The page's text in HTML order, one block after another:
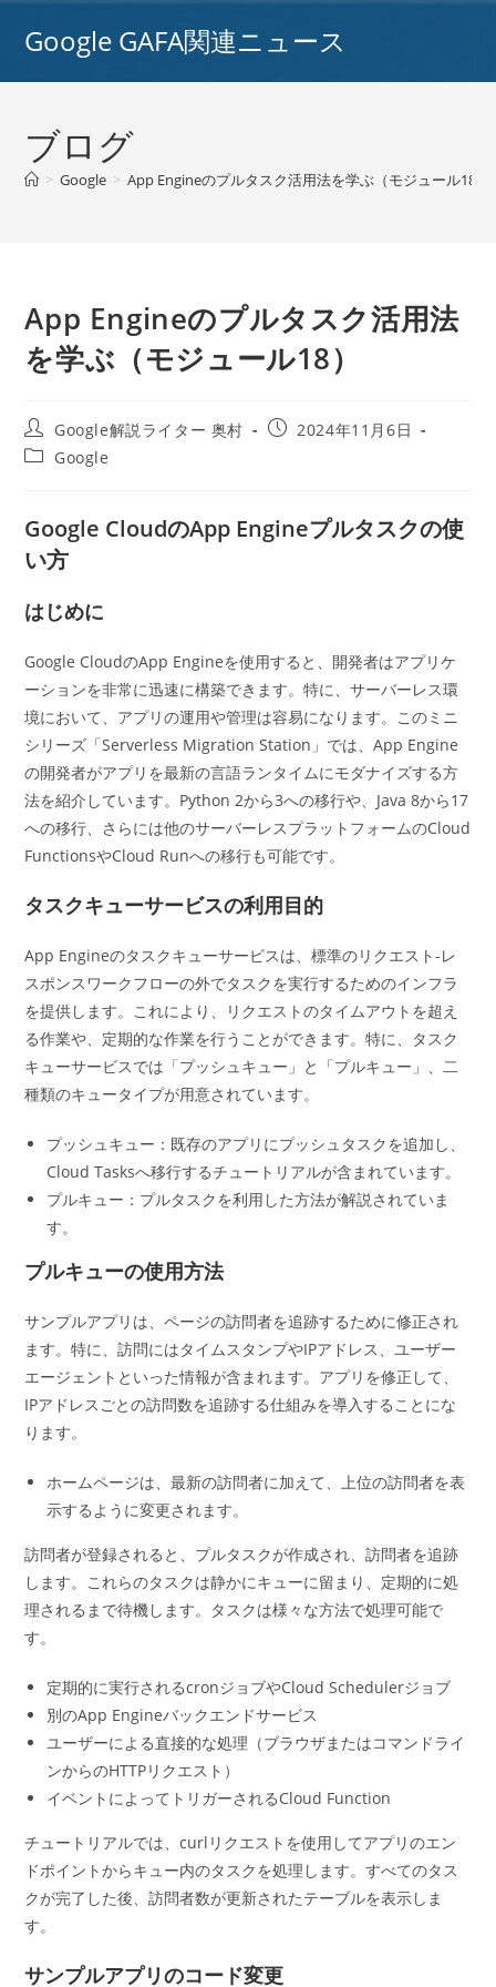
Google GAFA関連ニュース
ブログ
> Google > App Engineのプルタスク活用法を学ぶ（モジュール18）
App Engineのプルタスク活用法
を学ぶ（モジュール18）
投
稿
者:
Google解説ライター 奥村
投
2024年11月6日
投
テ
ゴ
リ
Google
Google CloudのApp Engineプルタスクの使
い方
はじめに
Google CloudのApp Engineを使用すると、開発者はアプリケ
ーションを非常に迅速に構築できます。特に、サーバーレス環
境において、アプリの運用や管理は容易になります。このミニ
シリーズ「Serverless Migration Station」では、App Engine
の開発者がアプリを最新の言語ランタイムにモダナイズする方
法を紹介しています。Python 2から3への移行や、Java 8から17
への移行、さらには他のサーバーレスプラットフォームのCloud
FunctionsやCloud Runへの移行も可能です。
タスクキューサービスの利用目的
App Engineのタスクキューサービスは、標準のリクエスト-レ
スポンスワークフローの外でタスクを実行するためのインフラ
を提供します。これにより、リクエストのタイムアウトを超え
る作業や、定期的な作業を行うことができます。特に、タスク
キューサービスでは「プッシュキュー」と「プルキュー」、二
種類のキュータイプが用意されています。
プッシュキュー：既存のアプリにプッシュタスクを追加し、
Cloud Tasksへ移行するチュートリアルが含まれています。
プルキュー：プルタスクを利用した方法が解説されていま
す。
プルキューの使用方法
サンプルアプリは、ページの訪問者を追跡するために修正され
ます。特に、訪問にはタイムスタンプやIPアドレス、ユーザー
エージェントといった情報が含まれます。アプリを修正して、
IPアドレスごとの訪問数を追跡する仕組みを導入することにな
ります。
ホームページは、最新の訪問者に加えて、上位の訪問者を表
示するように変更されます。
訪問者が登録されると、プルタスクが作成され、訪問者を追跡
します。これらのタスクは静かにキューに留まり、定期的に処
理されるまで待機します。タスクは様々な方法で処理可能で
す。
定期的に実行されるcronジョブやCloud Schedulerジョブ
別のApp Engineバックエンドサービス
ユーザーによる直接的な処理（ブラウザまたはコマンドライ
ンからのHTTPリクエスト）
イベントによってトリガーされるCloud Function
チュートリアルでは、curlリクエストを使用してアプリのエン
ドポイントからキュー内のタスクを処理します。すべてのタス
クが完了した後、訪問者数が更新されたテーブルを表示しま
す。
サンプルアプリのコード変更